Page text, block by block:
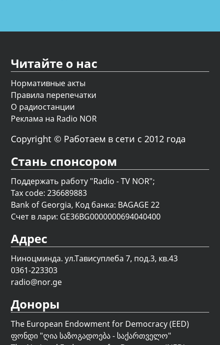
Читайте о нас
Нормативные акты
Правила перепечатки
О радиостанции
Реклама на Radio NOR
Copyright © Работаем в сети с 2012 года
Стань спонсором
Поддержать работу "Radio - TV NOR";
Tax code: 236689883
Bank of Georgia, Код банка: BAGAGE 22
Счет в лари: GE36BG0000000694040400
Адрес
Ниноцминда. ул.Тависуплеба 7, под.3, кв.43
0361-223303
radio@nor.ge
Доноры
The European Endowment for Democracy (EED)
ფონდი "ღია საზოგადოება - საქართველო"